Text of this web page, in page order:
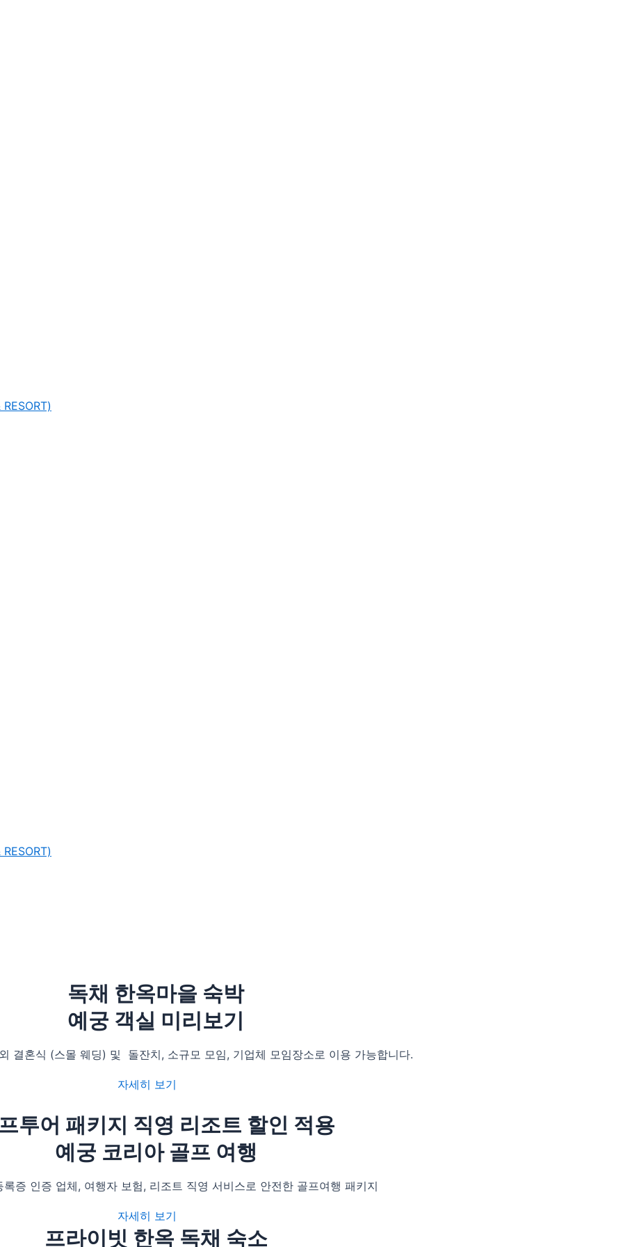
독채 한옥마을 숙박
예궁 객실 미리보기
결혼식 (스몰 웨딩) 및 돌잔치, 소규모 모임, 기업체 모임장소로 이용 가능합니다.
자세히 보기
투어 패키지 직영 리조트 할인 적용
예궁 코리아 골프 여행
록증 인증 업체, 여행자 보험, 리조트 직영 서비스로 안전한 골프여행 패키지
자세히 보기
프라이빗 한옥 독채 숙소